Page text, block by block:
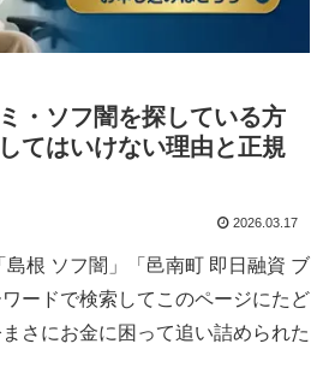
・ソフ闇を探している方
てはいけない理由と正規
2026.03.17
島根 ソフ闇」「邑南町 即日融資 ブ
ードで検索してこのページにたど
さにお金に困って追い詰められた